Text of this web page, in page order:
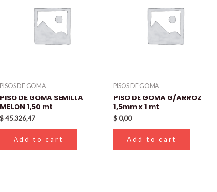
PISOS DE GOMA
PISO DE GOMA SEMILLA
MELON 1,50 mt
$45.326,47
Add to cart
PISOS DE GOMA
PISO DE GOMA G/ARROZ
1,5mm x 1 mt
$0,00
Add to cart